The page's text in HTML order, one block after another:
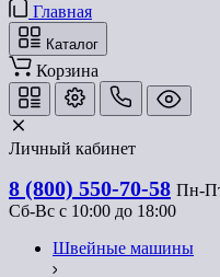
Главная
Каталог
Корзина
Личный кабинет
8 (800) 550-70-58 Пн-
Сб-Вс с 10:00 до 18:00
Швейные машины